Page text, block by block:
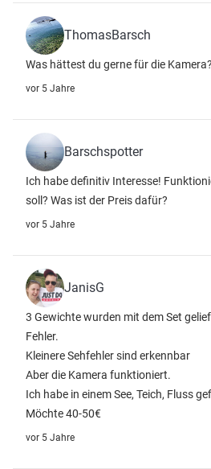
ThomasBarsch
Was hättest du gerne für die Kamera?
vor 5 Jahre
Barschspotter
Ich habe definitiv Interesse!
soll? Was ist der Preis dafür?
vor 5 Jahre
JanisG
3 Gewichte wurden mit dem Set
Fehler.
Kleinere Sehfehler sind erkennbar
Aber die Kamera funktioniert.
Ich habe in einem See, Teich, Fluss
Möchte 40-50€
vor 5 Jahre